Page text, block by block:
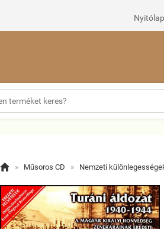
Nyitólap
 » Műsoros CD » Nemzeti